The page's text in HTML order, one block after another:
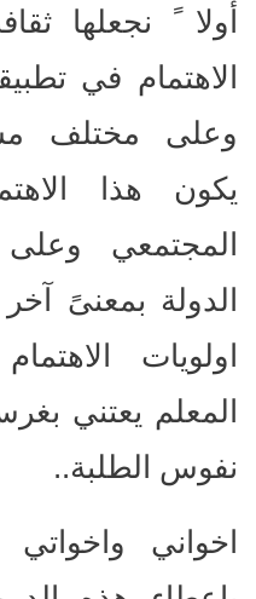
أولا ً نجعلها
الاهتمام في
وعلى مختلف
يكون هذا
المجتمعي
الدولة بمعنىً
اولويات
المعلم يعتني
نفوس الطلبة..
اخواني